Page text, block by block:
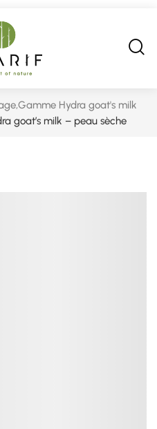
,Gamme Hydra goat's milk
goat’s milk – peau sèche